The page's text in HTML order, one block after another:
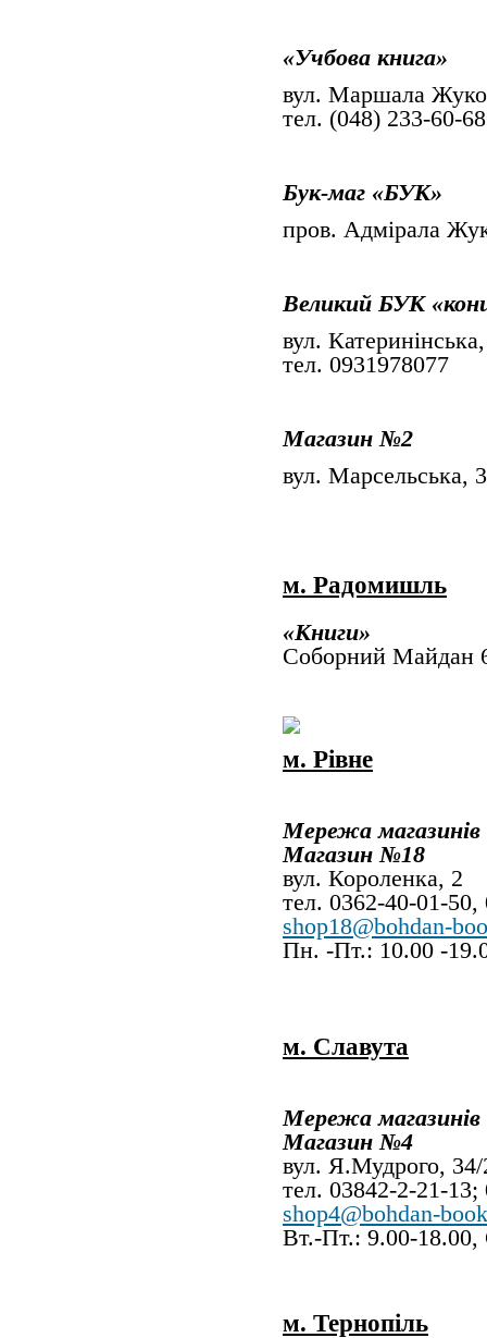
«Учбова книга»
вул. Маршала
тел. (048) 233-60-68
Бук-маг «БУК»
пров. Адмірала
Великий БУК
вул.
тел. 0931978077
Магазин №2
вул. Марсельська,
м. Радомишль
«Книги»
Соборний Майдан
м. Рівне
Мережа магазинів
Магазин №18
вул.
тел. 0362-40-01-
shop18@bohdan-
Пн. -Пт.: 10.00 -
м. Славута
Мережа магазинів
Магазин №4
вул.
тел. 03842-2-21-
shop4@bohdan-
Вт.-Пт.: 9.00-
м. Тернопіль